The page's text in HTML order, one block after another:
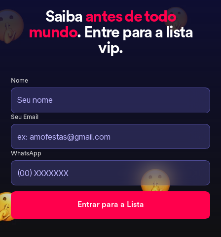
Saiba antes de todo
mundo. Entre para a lista
vip.
Nome
Seu Email
WhatsApp